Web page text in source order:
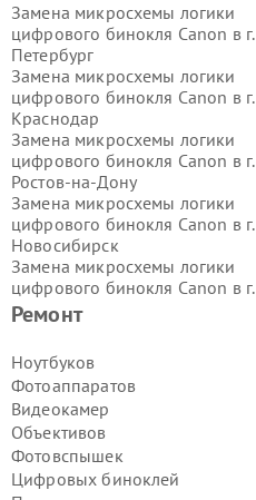
Ремонт
Ноутбуков
Фотоаппаратов
Видеокамер
Объективов
Фотовспышек
Цифровых биноклей
Замена микросхемы логики
цифрового бинокля Canon в г.
Петербург
Замена микросхемы логики
цифрового бинокля Canon в г.
Краснодар
Замена микросхемы логики
цифрового бинокля Canon в г.
Ростов-на-Дону
Замена микросхемы логики
цифрового бинокля Canon в г.
Новосибирск
Замена микросхемы логики
цифрового бинокля Canon в г.
Екатеринбург
цифрового бинокля Canon в г.
Казань
Замена микросхемы логики
цифрового бинокля Canon в г.
Воронеж
Замена микросхемы логики
цифрового бинокля Canon в г.